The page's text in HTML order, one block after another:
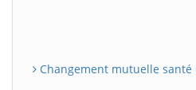
Changement mutuelle santé